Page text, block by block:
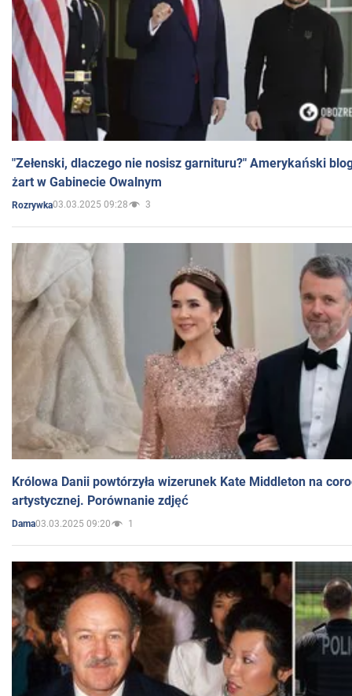
"Zełenski, dlaczego nie nosisz garnituru?" Amerykański
żart w Gabinecie Owalnym
Rozrywka03.03.2025 09:28 3
Królowa Danii powtórzyła wizerunek Kate Middleton na
artystycznej. Porównanie zdjęć
Dama03.03.2025 09:20 1